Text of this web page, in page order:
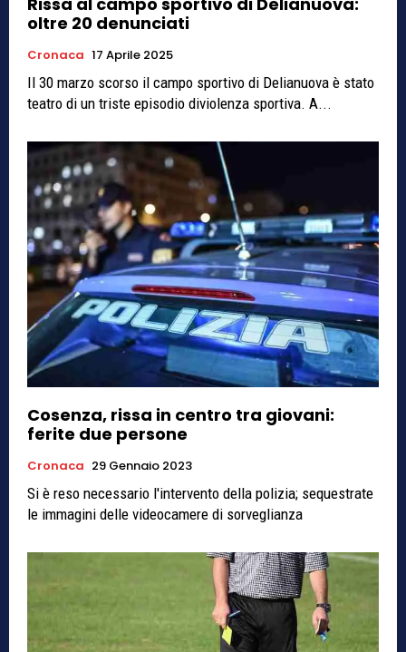
oltre 20 denunciati
Cronaca 17 Aprile 2025
Il 30 marzo scorso il campo sportivo di Delianuova è stato
teatro di un triste episodio diviolenza sportiva. A...
Cosenza, rissa in centro tra giovani:
ferite due persone
Cronaca 29 Gennaio 2023
Si è reso necessario l'intervento della polizia; sequestrate
le immagini delle videocamere di sorveglianza